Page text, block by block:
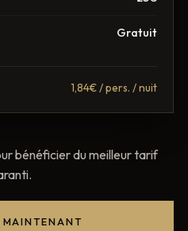
Gratuit
1,84€/ pers. / nuit
bénéficier du meilleur tarif
MAINTENANT